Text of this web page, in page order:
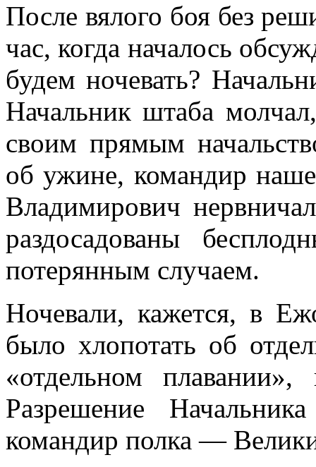
После вялого боя без
час, когда началось
будем ночевать?
Начальник штаба
сво­им прямым
об ужине, командир
Владимирович
раздосадованы
потерянным случаем.
Ночевали, кажется, в
было хлопотать об
«отдельном
Разрешение
командир полка —